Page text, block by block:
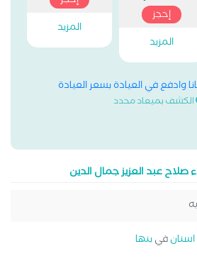
إحجز
المزيد
المزيد
وادفع في العيادة بسعر العيادة
الكشف بميعاد محدد
صلاح عبد العزيز جمال الدين
اسنانفيبنها